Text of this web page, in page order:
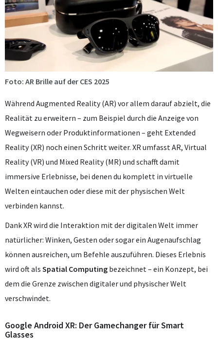
Foto: AR Brille auf der CES 2025
Während Augmented Reality (AR) vor allem darauf abzielt, die
Realität zu erweitern – zum Beispiel durch die Anzeige von
Wegweisern oder Produktinformationen – geht Extended
Reality (XR) noch einen Schritt weiter. XR umfasst AR, Virtual
Reality (VR) und Mixed Reality (MR) und schafft damit
immersive Erlebnisse, bei denen du komplett in virtuelle
Welten eintauchen oder diese mit der physischen Welt
verbinden kannst.
Dank XR wird die Interaktion mit der digitalen Welt immer
natürlicher: Winken, Gesten oder sogar ein Augenaufschlag
können ausreichen, um Befehle auszuführen. Dieses Erlebnis
wird oft als Spatial Computing bezeichnet – ein Konzept, bei
dem die Grenze zwischen digitaler und physischer Welt
verschwindet.
Google Android XR: Der Gamechanger für Smart
Glasses